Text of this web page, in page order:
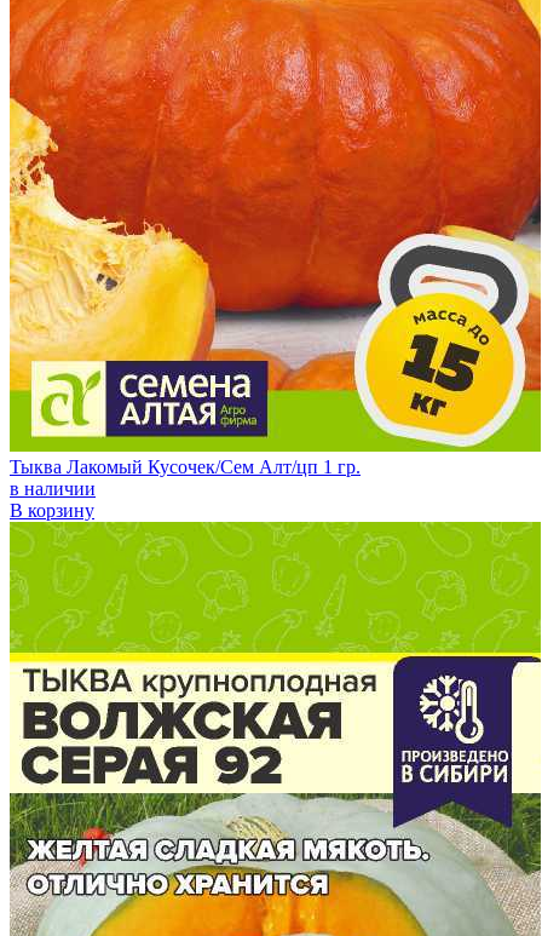
Тыква Лакомый Кусочек/Сем Алт/цп 1 гр.
в наличии
В корзину